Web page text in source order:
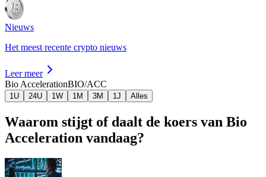
Nieuws
Het meest recente crypto nieuws
Leer meer
Bio AccelerationBIO/ACC
1U 24U 1W 1M 3M 1J Alles
Waarom stijgt of daalt de koers van Bio
Acceleration vandaag?